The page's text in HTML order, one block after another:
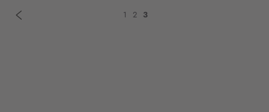
Page
Page
Précédent Page
1 Page
2 Vous
3